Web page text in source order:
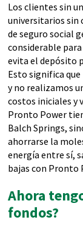
Los clientes sin
universitarios sin
de seguro social
considerable
evita el depósito
Esto significa
y no realizamos
costos iniciales y
Pronto Power
Balch Springs,
ahorrarse la
energía entre sí,
bajas con Pronto
Ahora
fondos?